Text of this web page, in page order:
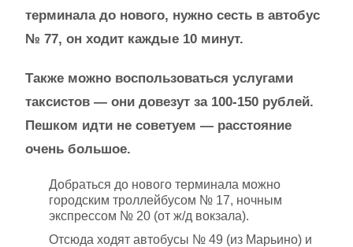
терминала до нового, нужно сесть в автобус
№ 77, он ходит каждые 10 минут.
Также можно воспользоваться услугами
таксистов — они довезут за 100-150 рублей.
Пешком идти не советуем — расстояние
очень большое.
Добраться до нового терминала можно
городским троллейбусом № 17, ночным
экспрессом № 20 (от ж/д вокзала).
Отсюда ходят автобусы № 49 (из Марьино) и